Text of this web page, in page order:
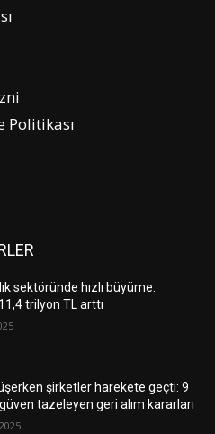
Politikası
sektöründe hızlı büyüme:
trilyon TL arttı
şirketler harekete geçti: 9
tazeleyen geri alım kararları